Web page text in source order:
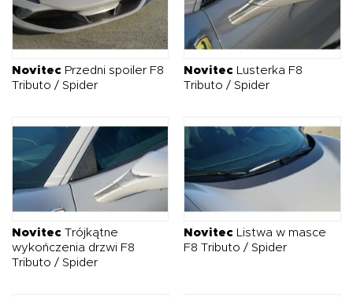
Novitec Przedni spoiler F8
Tributo / Spider
Novitec Lusterka F8
Tributo / Spider
Novitec Trójkątne
wykończenia drzwi F8
Tributo / Spider
Novitec Listwa w masce
F8 Tributo / Spider